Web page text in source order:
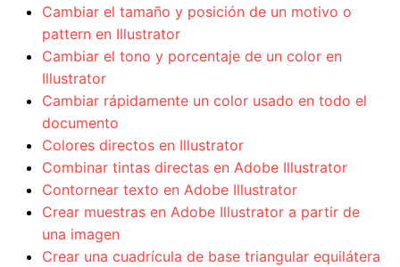
Cambiar el tamaño y posición de un motivo o
pattern en Illustrator
Cambiar el tono y porcentaje de un color en
Illustrator
Cambiar rápidamente un color usado en todo el
documento
Colores directos en Illustrator
Combinar tintas directas en Adobe Illustrator
Contornear texto en Adobe Illustrator
Crear muestras en Adobe Illustrator a partir de
una imagen
Crear una cuadrícula de base triangular equilátera